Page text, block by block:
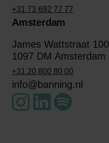
+31 73 692 77 77
Amsterdam
James Wattstraat 100
1097 DM Amsterdam
+31 20 800 80 00
info@banning.nl